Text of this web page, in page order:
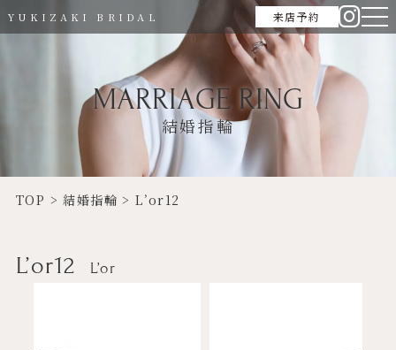
YUKIZAKI BRIDAL 来店予約
MARRIAGE RING
結婚指輪
TOP >結婚指輪 >L’or12
L’or12 L’or